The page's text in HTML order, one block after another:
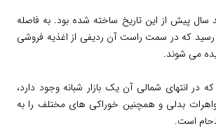
پیش از این تاریخ ساخته شده بود. به فاصله
رسید که در سمت راست آن ردیفی از اغذیه فروشی
می شوند.
انتهای شمالی آن یک بازار شبانه وجود دارد،
بدلی و همچنین خوراکی های مختلف را به
است.